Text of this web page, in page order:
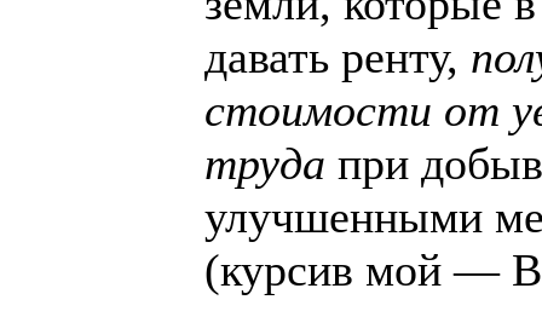
давать ренту,
стоимости от
труда при
улучшенными
(курсив мой —